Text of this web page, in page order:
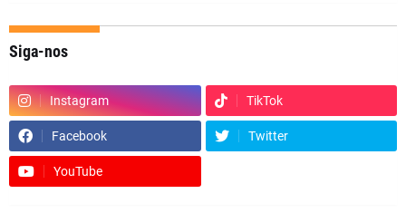
Siga-nos
Instagram TikTok
Facebook Twitter
YouTube